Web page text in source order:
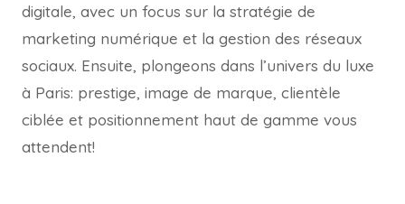
digitale, avec un focus sur la stratégie de
marketing numérique et la gestion des réseaux
sociaux. Ensuite, plongeons dans l’univers du luxe
à Paris: prestige, image de marque, clientèle
ciblée et positionnement haut de gamme vous
attendent!